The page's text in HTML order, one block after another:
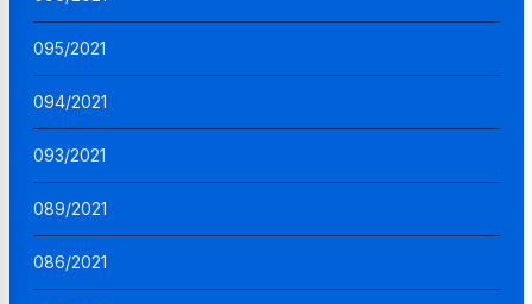
095/2021
094/2021
093/2021
089/2021
086/2021